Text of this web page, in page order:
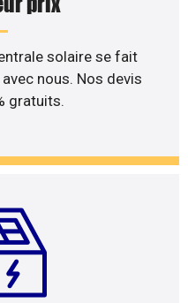
solaire se fait
nous. Nos devis
gratuits.